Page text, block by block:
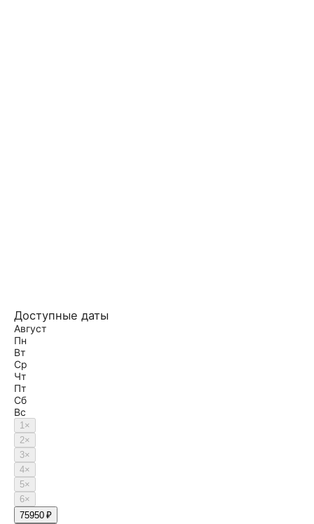
Доступные даты
Август
Пн
Вт
Ср
Чт
Пт
Сб
Вс
1×
2×
3×
4×
5×
6×
75950 ₽